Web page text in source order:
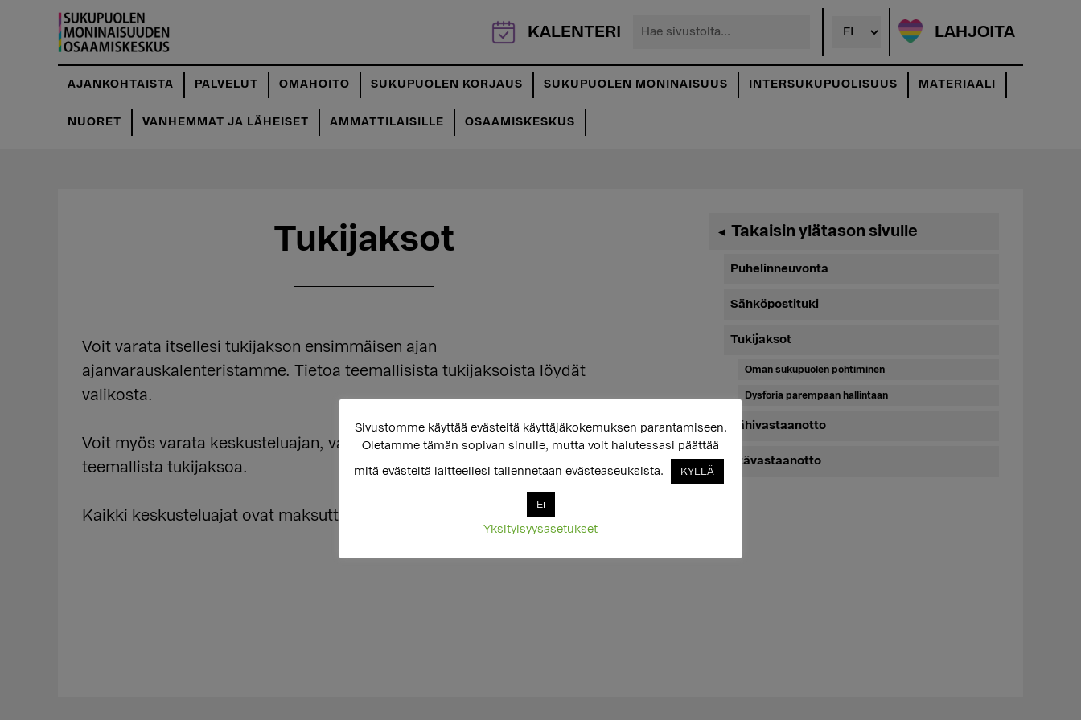
pääsisältöön
ensisijaiseen
sivupalkkiin
LAHJOITA
Hae
KALENTERI
AJANKOHTAISTA PALVELUT OMAHOITO SUKUPUOLEN KORJAUS SUKUPUOLEN MONINAISUUS INTERSUKUPUOLISUUS MATERIAALI
NUORET VANHEMMAT JA LÄHEISET AMMATTILAISILLE OSAAMISKESKUS
Tukijaksot
Voit varata itsellesi tukijakson ensimmäisen ajan
ajanvarauskalenteristamme. Tietoa teemallisista tukijaksoista löydät
valikosta.
Voit myös varata keskusteluajan, vaikka et haluaisi mitään tiettyä,
teemallista tukijaksoa.
Kaikki keskusteluajat ovat maksuttomia.
Ensisijainen
sivupalkki
◄ Takaisin ylätason sivulle
Puhelinneuvonta
Sähköpostituki
Tukijaksot
Oman sukupuolen pohtiminen
Dysforia parempaan hallintaan
Lähivastaanotto
Etävastaanotto
Sivustomme käyttää evästeitä käyttäjäkokemuksen parantamiseen.
Oletamme tämän sopivan sinulle, mutta voit halutessasi päättää
mitä evästeitä laitteellesi tallennetaan evästeaseuksista. KYLLÄ
Ei
Yksityisyysasetukset